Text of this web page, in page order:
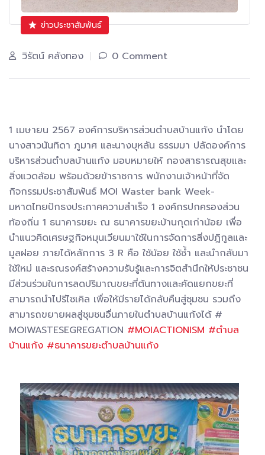
ข่าวประชาสัมพันธ์
วิรัตน์ คลังทอง 0 Comment
1 เมษายน 2567 องค์การบริหารส่วนตำบลบ้านแก้ง นำโดย
นางสาวนันทิดา ภูมาศ และนางบุหลัน ธรรมมา ปลัดองค์การ
บริหารส่วนตำบลบ้านแก้ง มอบหมายให้ กองสาธารณสุขและ
สิ่งแวดล้อม พร้อมด้วยข้าราชการ พนักงานเจ้าหน้าที่จัด
กิจกรรมประชาสัมพันธ์ MOI Waster bank Week-
มหาดไทยปักธงประกาศความสำเร็จ 1 องค์กรปกครองส่วน
ท้องถิ่น 1 ธนาคารขยะ ณ ธนาคารขยะบ้านกุดเก่าน้อย เพื่อ
นำแนวคิดเศรษฐกิจหมุนเวียนมาใช้ในการจัดการสิ่งปฎิกูลและ
มูลฝอย ภายได้หลักการ 3 R คือ ใช้น้อย ใช้ซ้ำ และนำกลับมา
ใช้ใหม่ และรณรงค์สร้างความรับรู้และการจิตสำนึกให้ประชาชน
มีส่วนร่วมในการลดปริมาณขยะที่ต้นทางและคัดแยกขยะที่
สามารถนำไปรีไซเคิล เพื่อให้มีรายได้กลับคืนสู่ชุมชน รวมถึง
สามารถขยายผลสู่ชุมชนอื่นภายในตำบลบ้านแก้งได้ #
MOIWASTESEGREGATION #MOIACTIONISM #ตำบล
บ้านแก้ง #ธนาคารขยะตำบลบ้านแก้ง